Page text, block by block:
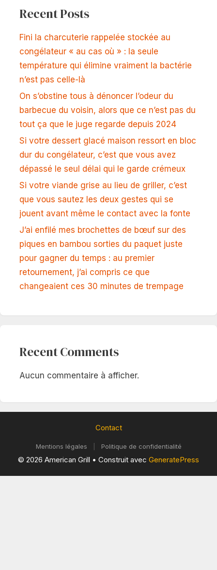
Recent Posts
Fini la charcuterie rappelée stockée au
congélateur « au cas où » : la seule
température qui élimine vraiment la bactérie
n’est pas celle-là
On s’obstine tous à dénoncer l’odeur du
barbecue du voisin, alors que ce n’est pas du
tout ça que le juge regarde depuis 2024
Si votre dessert glacé maison ressort en bloc
dur du congélateur, c’est que vous avez
dépassé le seul délai qui le garde crémeux
Si votre viande grise au lieu de griller, c’est
que vous sautez les deux gestes qui se
jouent avant même le contact avec la fonte
J’ai enfilé mes brochettes de bœuf sur des
piques en bambou sorties du paquet juste
pour gagner du temps : au premier
retournement, j’ai compris ce que
changeaient ces 30 minutes de trempage
Recent Comments
Aucun commentaire à afficher.
Contact
Mentions légales Politique de confidentialité
© 2026 American Grill • Construit avec GeneratePress